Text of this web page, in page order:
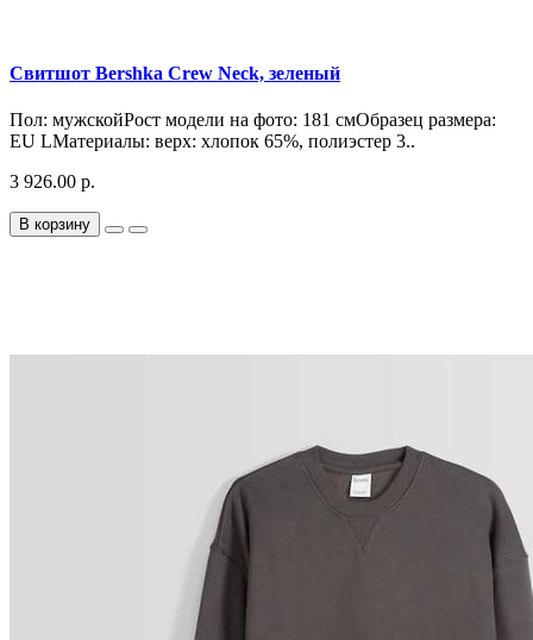
Свитшот Bershka Crew Neck, зеленый
Пол: мужскойРост модели на фото: 181 смОбразец размера:
EU LМатериалы: верх: хлопок 65%, полиэстер 3..
3 926.00 р.
В корзину